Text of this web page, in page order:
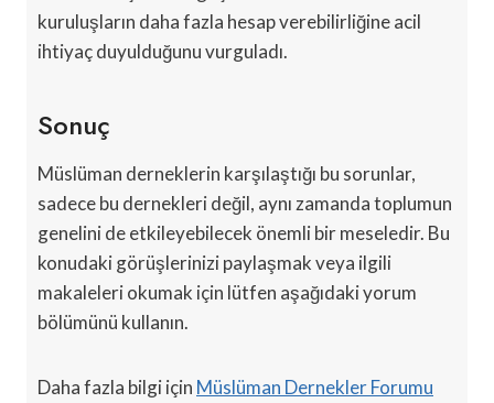
kuruluşların daha fazla hesap verebilirliğine acil
ihtiyaç duyulduğunu vurguladı.
Sonuç
Müslüman derneklerin karşılaştığı bu sorunlar,
sadece bu dernekleri değil, aynı zamanda toplumun
genelini de etkileyebilecek önemli bir meseledir. Bu
konudaki görüşlerinizi paylaşmak veya ilgili
makaleleri okumak için lütfen aşağıdaki yorum
bölümünü kullanın.
Daha fazla bilgi için Müslüman Dernekler Forumu